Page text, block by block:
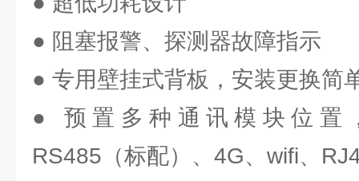
● 阻塞报警、探测器故障指示
● 专用壁挂式背板，安装更换简
● 预置多种通讯模块位置
RS485（标配）、4G、wifi、